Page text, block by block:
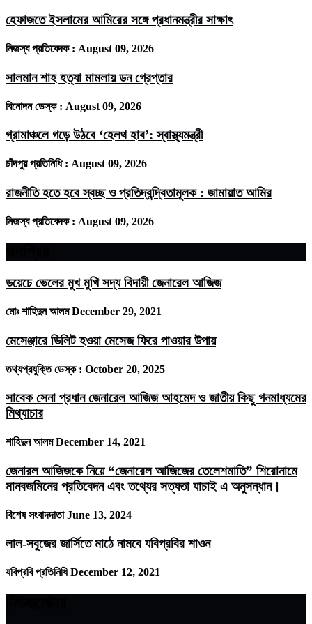
হেফাজতে ইসলামের আমিরের সঙ্গে প্রধানমন্ত্রীর সাক্ষাৎ
নিজস্ব প্রতিবেদক : August 09, 2026
সালমান শাহ হত্যা মামলায় ডন গ্রেপ্তার
বিনোদন ডেস্ক : August 09, 2026
গ্রামাঞ্চলে গড়ে উঠবে ‘হেলথ হাব’: স্বাস্থ্যমন্ত্রী
চাঁদপুর প্রতিনিধি : August 09, 2026
রাজনীতি হতে হবে স্বচ্ছ ও প্রতিদ্বন্দ্বিতামূলক : জামায়াত আমির
নিজস্ব প্রতিবেদক : August 09, 2026
ডয়েচে ভেলের মুখ মুখি সদ্য বিদায়ী জেনারেল আজিজ
মোঃ শাহিদুন আলমDecember 29, 2021
মেসেঞ্জারে ডিলিট হওয়া মেসেজ ফিরে পাওয়ার উপায়
তথ্যপ্রযুক্তি ডেস্ক : October 20, 2025
সাবেক সেনা প্রধান জেনারেল আজিজ আহমেদ ও জাতীয় কিছু গনমাধ্যমের
মিথ্যাচার
শাহিদুন আলমDecember 14, 2021
জেনারল আজিজকে নিয়ে “জেনারেল আজিজের তেলেশমাতি” শিরোনামে
মানবজমিনের প্রতিবেদন এবং তথ্যের সত্যতা যাচাই এ অনুসন্ধান।
বিশেষ সংবাদদাতাJune 13, 2024
লাল-সবুজের জার্সিতে মাঠে নামবে যবিপ্রবির শাওন
যবিপ্রবি প্রতিনিধিDecember 12, 2021